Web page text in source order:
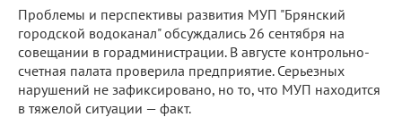
Проблемы и перспективы развития МУП "Брянский
городской водоканал" обсуждались 26 сентября на
совещании в горадминистрации. В августе контрольно-
счетная палата проверила предприятие. Серьезных
нарушений не зафиксировано, но то, что МУП находится
в тяжелой ситуации — факт.